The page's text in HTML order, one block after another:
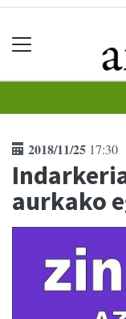
2018/11/25 17:30
aurkako